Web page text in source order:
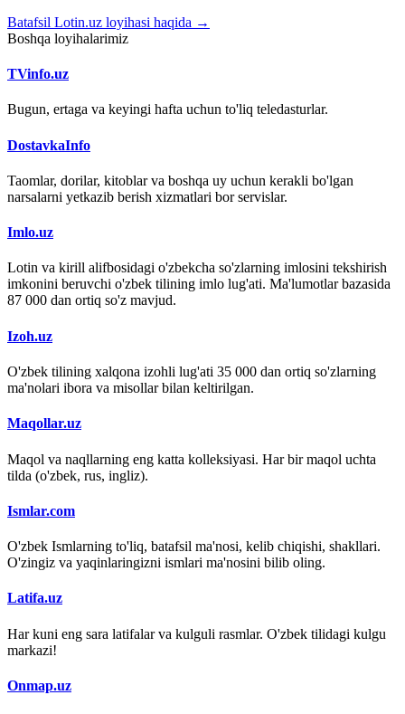
Batafsil Lotin.uz loyihasi haqida →
Boshqa loyihalarimiz
TVinfo.uz
Bugun, ertaga va keyingi hafta uchun to'liq teledasturlar.
DostavkaInfo
Taomlar, dorilar, kitoblar va boshqa uy uchun kerakli bo'lgan
narsalarni yetkazib berish xizmatlari bor servislar.
Imlo.uz
Lotin va kirill alifbosidagi o'zbekcha so'zlarning imlosini tekshirish
imkonini beruvchi o'zbek tilining imlo lug'ati. Ma'lumotlar bazasida
87 000 dan ortiq so'z mavjud.
Izoh.uz
O'zbek tilining xalqona izohli lug'ati 35 000 dan ortiq so'zlarning
ma'nolari ibora va misollar bilan keltirilgan.
Maqollar.uz
Maqol va naqllarning eng katta kolleksiyasi. Har bir maqol uchta
tilda (o'zbek, rus, ingliz).
Ismlar.com
O'zbek Ismlarning to'liq, batafsil ma'nosi, kelib chiqishi, shakllari.
O'zingiz va yaqinlaringizni ismlari ma'nosini bilib oling.
Latifa.uz
Har kuni eng sara latifalar va kulguli rasmlar. O'zbek tilidagi kulgu
markazi!
Onmap.uz